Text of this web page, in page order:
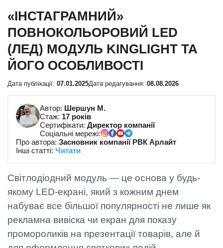
«ІНСТАГРАМНИЙ»
ПОВНОКОЛЬОРОВИЙ LED
(ЛЕД) МОДУЛЬ KINGLIGHT ТА
ЙОГО ОСОБЛИВОСТІ
Дата публікації: 07.01.2025Дата редагування: 08.08.2026
Автор: Шершун М.
Стаж: 17 років
Сертифікати: Директор компанії
Соціальні мережі:
Про автора: Засновник компанії РВК Арлайт
Інші статті: Читати
Світлодіодний модуль — це основа у будь-
якому LED-екрані, який з кожним днем
набуває все більшої популярності не лише як
рекламна вивіска чи екран для показу
промороликів на презентації товарів, але й